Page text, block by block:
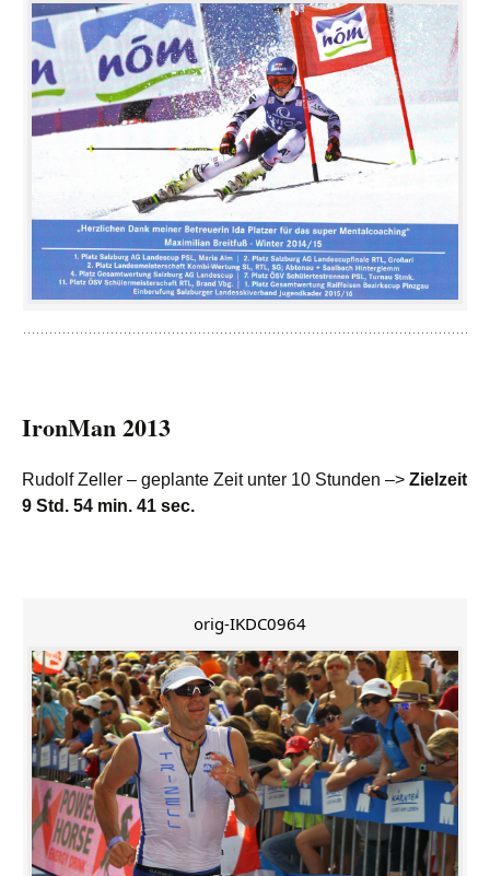
IronMan 2013
Rudolf Zeller – geplante Zeit unter 10 Stunden –> Zielzeit
9 Std. 54 min. 41 sec.
orig-IKDC0964